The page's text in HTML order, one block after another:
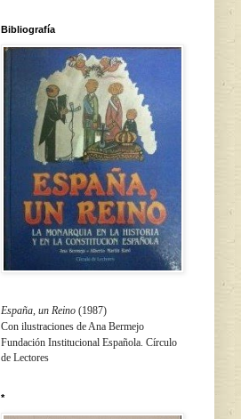
Bibliografía
España, un Reino (1987)
Con ilustraciones de Ana Bermejo
Fundación Institucional Española. Círculo
de Lectores
*